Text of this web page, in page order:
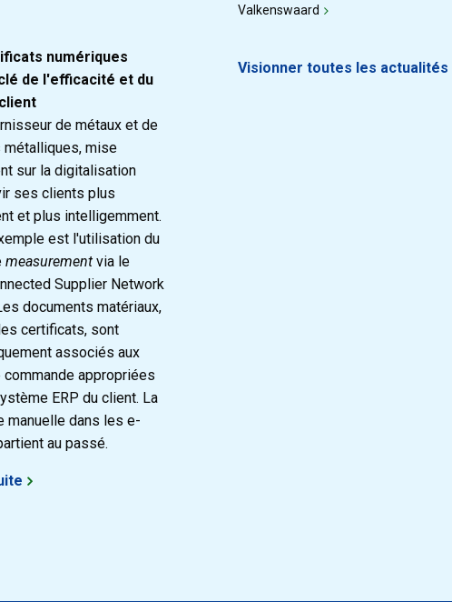
numériques
de l'efficacité et du
de métaux et de
métalliques, mise
sur la digitalisation
ses clients plus
et plus intelligemment.
est l'utilisation du
measurement via le
Supplier Network
documents matériaux,
certificats, sont
associés aux
commande appropriées
ERP du client. La
manuelle dans les e-
au passé.
Valkenswaard
Visionner toutes les actualités